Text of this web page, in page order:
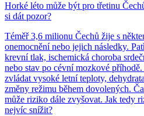
Horké léto může být pro třetinu
si dát pozor?
Téměř 3,6 milionu Čechů žije s
onemocnění nebo jejich následky.
krevní tlak, ischemická choroba
nebo stav po cévní mozkové
zvládat vysoké letní teploty,
změny režimu během dovolených.
může riziko dále zvyšovat. Jak tedy
nejvíc snížit?